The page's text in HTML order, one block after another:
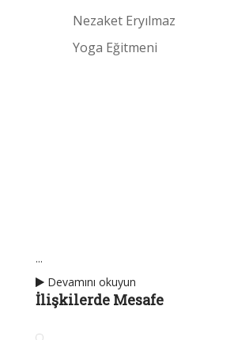
Nezaket Eryılmaz
Yoga Eğitmeni
...
Devamını okuyun
İlişkilerde Mesafe